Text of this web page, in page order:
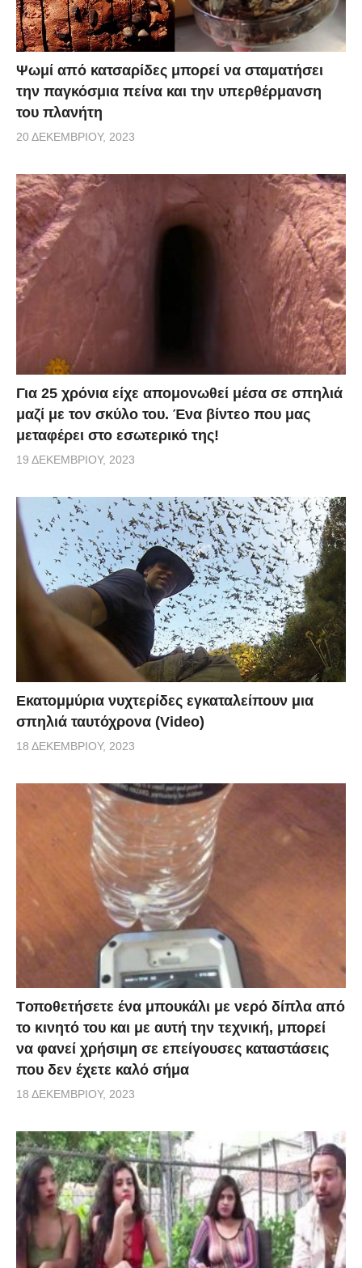
Ψωμί από κατσαρίδες μπορεί να σταματήσει
την παγκόσμια πείνα και την υπερθέρμανση
του πλανήτη
20 ΔΕΚΕΜΒΡΊΟΥ, 2023
Για 25 χρόνια είχε απομονωθεί μέσα σε σπηλιά
μαζί με τον σκύλο του. Ένα βίντεο που μας
μεταφέρει στο εσωτερικό της!
19 ΔΕΚΕΜΒΡΊΟΥ, 2023
Εκατομμύρια νυχτερίδες εγκαταλείπουν μια
σπηλιά ταυτόχρονα (Video)
18 ΔΕΚΕΜΒΡΊΟΥ, 2023
Tοποθετήσετε ένα μπουκάλι με νερό δίπλα από
το κινητό του και με αυτή την τεχνική, μπορεί
να φανεί χρήσιμη σε επείγουσες καταστάσεις
που δεν έχετε καλό σήμα
18 ΔΕΚΕΜΒΡΊΟΥ, 2023